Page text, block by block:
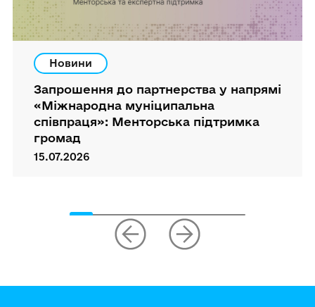
Новини
Запрошення до партнерства у напрямі
«Міжнародна муніципальна
співпраця»: Менторська підтримка
громад
15.07.2026